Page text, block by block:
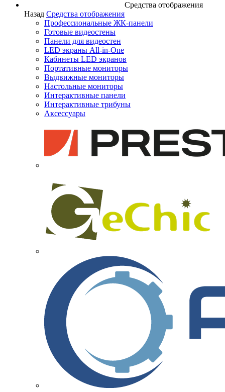
Средства отображения
Назад Средства отображения
Профессиональные ЖК-панели
Готовые видеостены
Панели для видеостен
LED экраны All-in-One
Кабинеты LED экранов
Портативные мониторы
Выдвижные мониторы
Настольные мониторы
Интерактивные панели
Интерактивные трибуны
Аксессуары